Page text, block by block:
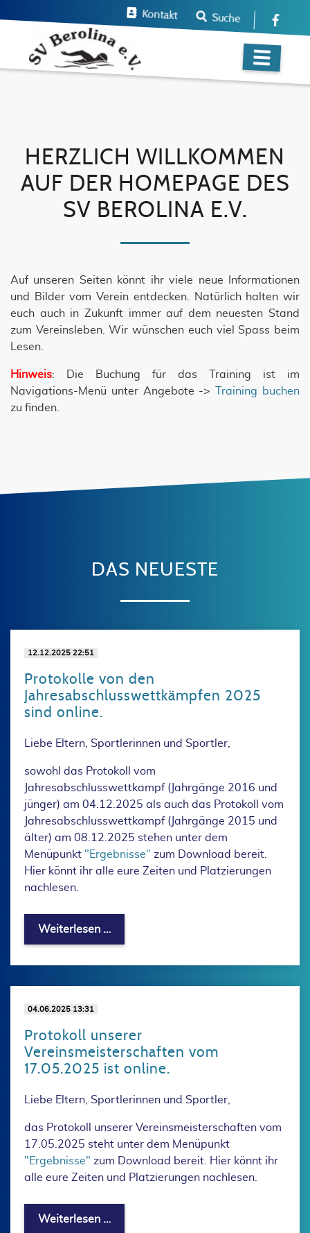
Kontakt Suche
HERZLICH WILLKOMMEN
AUF DER HOMEPAGE DES
SV BEROLINA E.V.
Auf unseren Seiten könnt ihr viele neue Informationen
und Bilder vom Verein entdecken. Natürlich halten wir
euch auch in Zukunft immer auf dem neuesten Stand
zum Vereinsleben. Wir wünschen euch viel Spass beim
Lesen.
Hinweis: Die Buchung für das Training ist im
Navigations-Menü unter Angebote ->
Training buchen
zu finden.
DAS NEUESTE
12.12.2025 22:51
Protokolle von den
Jahresabschlusswettkämpfen 2025
sind online.
Liebe Eltern, Sportlerinnen und Sportler,
sowohl das Protokoll vom
Jahresabschlusswettkampf (Jahrgänge 2016 und
jünger) am 04.12.2025 als auch das Protokoll vom
Jahresabschlusswettkampf (Jahrgänge 2015 und
älter) am 08.12.2025 stehen unter dem
Menüpunkt "Ergebnisse" zum Download bereit.
Hier könnt ihr alle eure Zeiten und Platzierungen
nachlesen.
Weiterlesen …
04.06.2025 13:31
Protokoll unserer
Vereinsmeisterschaften vom
17.05.2025 ist online.
Liebe Eltern, Sportlerinnen und Sportler,
das Protokoll unserer Vereinsmeisterschaften vom
17.05.2025 steht unter dem Menüpunkt
"Ergebnisse" zum Download bereit. Hier könnt ihr
alle eure Zeiten und Platzierungen nachlesen.
Weiterlesen …